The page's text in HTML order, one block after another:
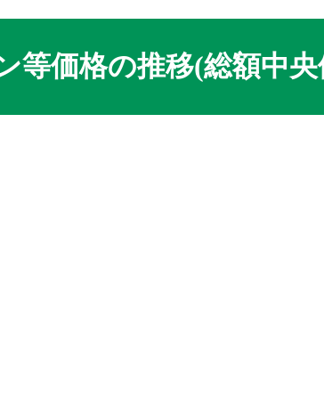
等価格の推移(総額中